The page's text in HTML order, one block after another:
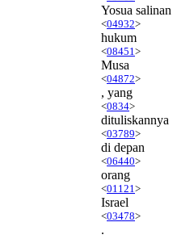
Yosua salinan
<04932>
hukum
<08451 >
Musa
<04872>
, yang
<0834>
dituliskannya
<03789>
di depan
<06440>
orang
<01121 >
Israel
<03478>
.